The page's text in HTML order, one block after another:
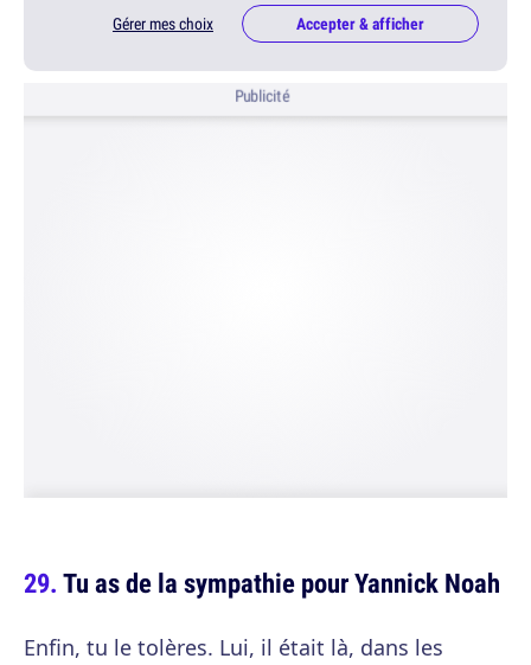
Gérer mes choix Accepter & afficher
Publicité
Tu as de la sympathie pour Yannick Noah
Enfin, tu le tolères. Lui, il était là, dans les